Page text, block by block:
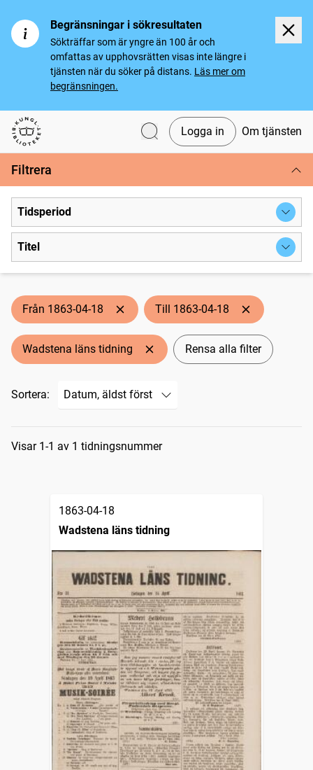
Begränsningar i sökresultaten
Sökträffar som är yngre än 100 år och
omfattas av upphovsrätten visas inte längre i
tjänsten när du söker på distans. Läs mer om
begränsningen.
Svenska tidningar
Logga in Om tjänsten
Filtrera
Tidsperiod
Titel
Från 1863-04-18 Till 1863-04-18
Wadstena läns tidning Rensa alla filter
Sortera:
Sökresultat
Visar 1-1 av 1 tidningsnummer
1863-04-18
Wadstena läns tidning